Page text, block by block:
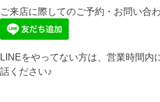
ご来店に際してのご予約・お問い合
LINEをやってない方は、営業時間内
話ください♪